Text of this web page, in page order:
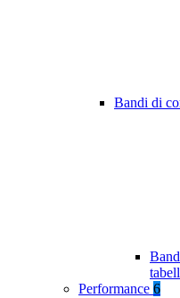
Bandi di
Performance 6